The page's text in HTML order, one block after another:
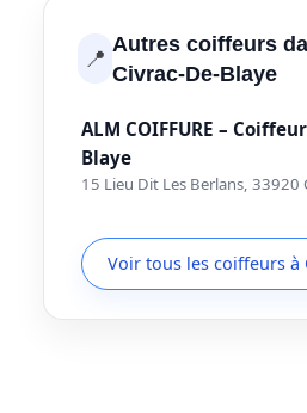
📍 Autres coiffeurs
Civrac-De-Blaye
ALM COIFFURE –
Blaye
15 Lieu Dit Les Berlans, 33920
Voir tous les coiffeurs à